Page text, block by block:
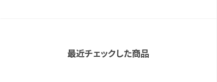
最近チェックした商品